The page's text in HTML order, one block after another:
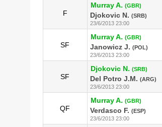
F
Murray A. (GBR)
Djokovic N. (SRB)
23/6/2013 23:00
SF
Murray A. (GBR)
Janowicz J. (POL)
23/6/2013 23:00
SF
Djokovic N. (SRB)
Del Potro J.M. (ARG)
23/6/2013 23:00
QF
Murray A. (GBR)
Verdasco F. (ESP)
23/6/2013 23:00